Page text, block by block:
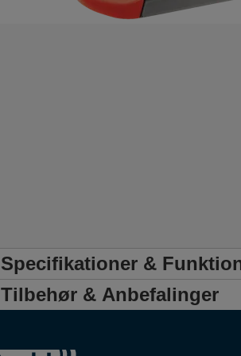
Specifikationer &
Tilbehør & Anbefalinger